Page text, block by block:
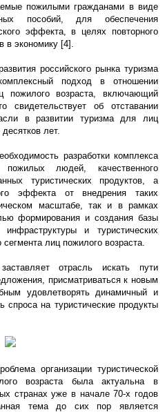
пожилыми гражданами в виде
пособий, для обеспечения
эффекта, в целях повторного
в экономику [4].
российского рынка туризма
подход в отношении
пожилого возраста, включающий
свидетельствует об отставании
в развитии туризма для лиц
лет.
разработки комплекса
людей, качественного
туристических продуктов, а
эффекта от внедрения таких
масштабе, так и в рамках
формирования и создания базы
инфраструктуры и туристических
лиц пожилого возраста.
отрасль искать пути
присматриваться к новым
удовлетворять динамичный и
на туристические продукты
организации туристической
возраста была актуальна в
странах уже в начале 70-х годов
тема до сих пор является